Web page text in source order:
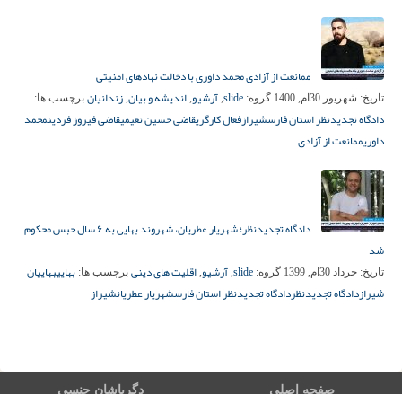
ممانعت از آزادی محمد داوری با دخالت نهادهای امنیتی
تاریخ: شهریور 30ام, 1400 گروه: slide
, آرشیو, اندیشه و بیان, زندانیان برچسب ها:
دادگاه تجدیدنظر استان فارسشیرازفعال کارگریقاضی حسین نعیمیقاضی فیروز فردینمحمد
داوریممانعت از آزادی
دادگاه تجدیدنظر؛ شهریار عطریان، شهروند بهایی به ۶ سال حبس محکوم
شد
تاریخ: خرداد 30ام, 1399 گروه: slide
, آرشیو, اقلیت های دینی برچسب ها: بهاییبهاییان
شیرازدادگاه تجدیدنظردادگاه تجدیدنظر استان فارسشهریار عطریانشیراز
صفحه اصلی دگرباشان جنسی